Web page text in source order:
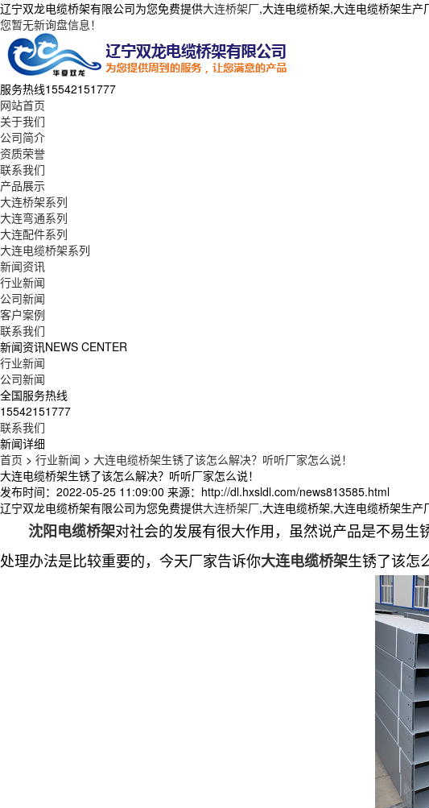
辽宁双龙电缆桥架有限公司为您免费提供大连桥架厂,大连电缆桥架,大连电缆桥架生产
您暂无新询盘信息！
服务热线15542151777
网站首页
关于我们
公司简介
资质荣誉
联系我们
产品展示
大连桥架系列
大连弯通系列
大连配件系列
大连电缆桥架系列
新闻资讯
行业新闻
公司新闻
客户案例
联系我们
新闻资讯NEWS CENTER
行业新闻
公司新闻
全国服务热线
15542151777
联系我们
新闻详细
首页 > 行业新闻 > 大连电缆桥架生锈了该怎么解决？听听厂家怎么说！
大连电缆桥架生锈了该怎么解决？听听厂家怎么说！
发布时间：2022-05-25 11:09:00 来源：http://dl.hxsldl.com/news813585.html
辽宁双龙电缆桥架有限公司为您免费提供大连桥架厂,大连电缆桥架,大连电缆桥架生产
沈阳电缆桥架对社会的发展有很大作用，虽然说产品是不易
处理办法是比较重要的，今天厂家告诉你大连电缆桥架生锈了该怎